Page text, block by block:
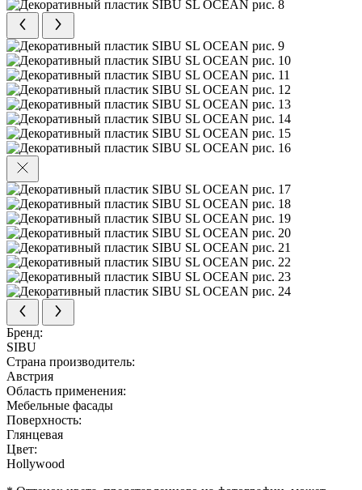
Бренд:
SIBU
Страна производитель:
Австрия
Область применения:
Мебельные фасады
Поверхность:
Глянцевая
Цвет:
Hollywood